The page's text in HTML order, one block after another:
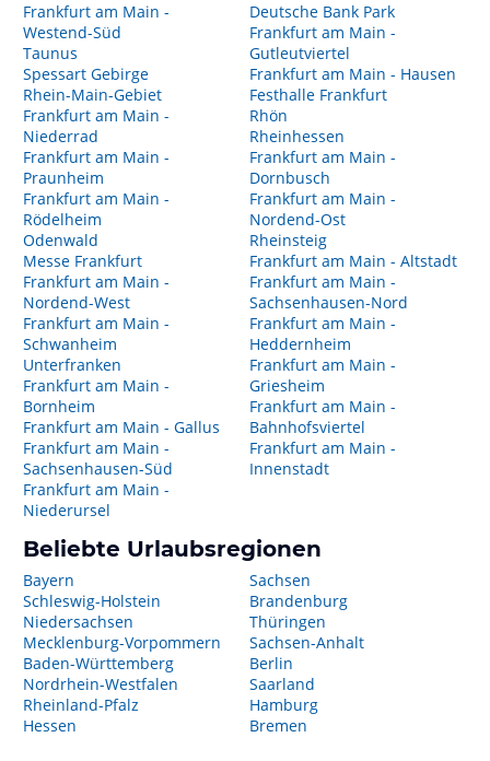
Frankfurt am Main -
Westend-Süd
Taunus
Spessart Gebirge
Rhein-Main-Gebiet
Frankfurt am Main -
Niederrad
Frankfurt am Main -
Praunheim
Frankfurt am Main -
Rödelheim
Odenwald
Messe Frankfurt
Frankfurt am Main -
Nordend-West
Frankfurt am Main -
Schwanheim
Unterfranken
Frankfurt am Main -
Bornheim
Frankfurt am Main - Gallus
Frankfurt am Main -
Sachsenhausen-Süd
Frankfurt am Main -
Niederursel
Deutsche Bank Park
Frankfurt am Main -
Gutleutviertel
Frankfurt am Main - Hausen
Festhalle Frankfurt
Rhön
Rheinhessen
Frankfurt am Main -
Dornbusch
Frankfurt am Main -
Nordend-Ost
Rheinsteig
Frankfurt am Main - Altstadt
Frankfurt am Main -
Sachsenhausen-Nord
Frankfurt am Main -
Heddernheim
Frankfurt am Main -
Griesheim
Frankfurt am Main -
Bahnhofsviertel
Frankfurt am Main -
Innenstadt
Beliebte Urlaubsregionen
Bayern
Schleswig-Holstein
Niedersachsen
Mecklenburg-Vorpommern
Baden-Württemberg
Nordrhein-Westfalen
Rheinland-Pfalz
Hessen
Sachsen
Brandenburg
Thüringen
Sachsen-Anhalt
Berlin
Saarland
Hamburg
Bremen